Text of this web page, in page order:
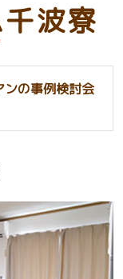
波寮
ンの事例検討会